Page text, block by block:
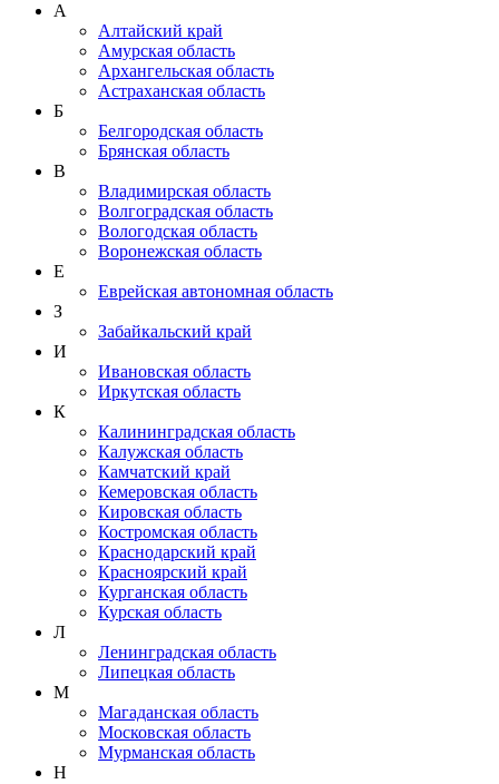
А
Алтайский край
Амурская область
Архангельская область
Астраханская область
Б
Белгородская область
Брянская область
В
Владимирская область
Волгоградская область
Вологодская область
Воронежская область
Е
Еврейская автономная область
З
Забайкальский край
И
Ивановская область
Иркутская область
К
Калининградская область
Калужская область
Камчатский край
Кемеровская область
Кировская область
Костромская область
Краснодарский край
Красноярский край
Курганская область
Курская область
Л
Ленинградская область
Липецкая область
М
Магаданская область
Московская область
Мурманская область
Н